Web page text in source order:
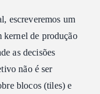
escreveremos um
kernel de produção
as decisões
não é ser
blocos (tiles) e